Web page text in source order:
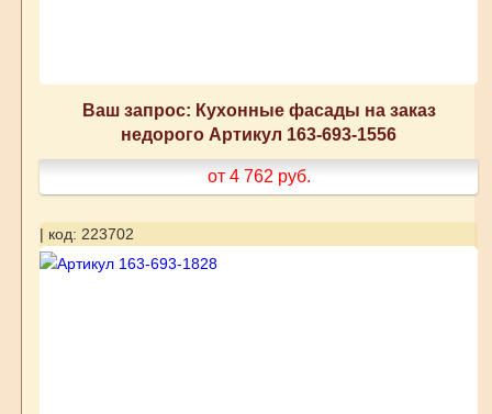
Ваш запрос: Кухонные фасады на заказ
недорого Артикул 163-693-1556
от 4 762 руб.
| код: 223702